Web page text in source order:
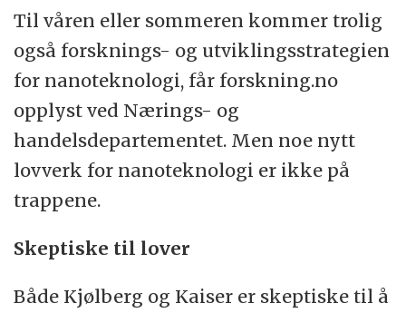
Til våren eller sommeren kommer trolig
også forsknings- og utviklingsstrategien
for nanoteknologi, får forskning.no
opplyst ved Nærings- og
handelsdepartementet. Men noe nytt
lovverk for nanoteknologi er ikke på
trappene.
Skeptiske til lover
Både Kjølberg og Kaiser er skeptiske til å